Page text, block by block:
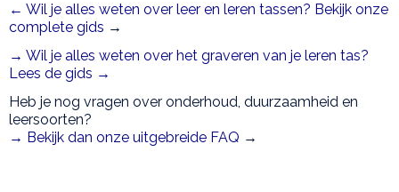
← Wil je alles weten over leer en leren tassen? Bekijk onze
complete gids →
→ Wil je alles weten over het graveren van je leren tas?
Lees de gids →
Heb je nog vragen over onderhoud, duurzaamheid en
leersoorten?
→ Bekijk dan onze uitgebreide FAQ →